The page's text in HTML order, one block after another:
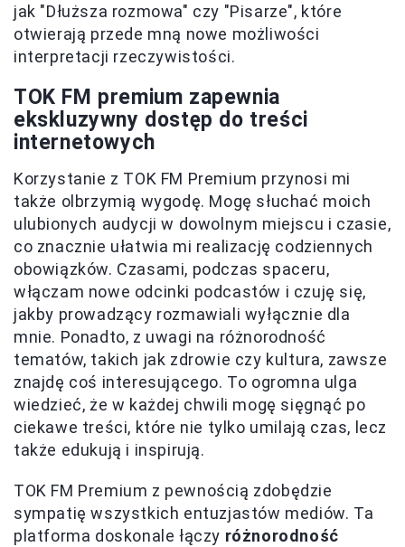
jak "Dłuższa rozmowa" czy "Pisarze", które
otwierają przede mną nowe możliwości
interpretacji rzeczywistości.
TOK FM premium zapewnia
ekskluzywny dostęp do treści
internetowych
Korzystanie z TOK FM Premium przynosi mi
także olbrzymią wygodę. Mogę słuchać moich
ulubionych audycji w dowolnym miejscu i czasie,
co znacznie ułatwia mi realizację codziennych
obowiązków. Czasami, podczas spaceru,
włączam nowe odcinki podcastów i czuję się,
jakby prowadzący rozmawiali wyłącznie dla
mnie. Ponadto, z uwagi na różnorodność
tematów, takich jak zdrowie czy kultura, zawsze
znajdę coś interesującego. To ogromna ulga
wiedzieć, że w każdej chwili mogę sięgnąć po
ciekawe treści, które nie tylko umilają czas, lecz
także edukują i inspirują.
TOK FM Premium z pewnością zdobędzie
sympatię wszystkich entuzjastów mediów. Ta
platforma doskonale łączy różnorodność